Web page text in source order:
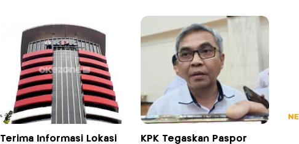
Terima Informasi Lokasi
KPK Tegaskan Paspor